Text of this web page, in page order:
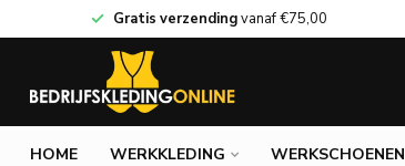
Gratis verzendingvanaf€75,00
HOME WERKKLEDING WERKSCHOENEN